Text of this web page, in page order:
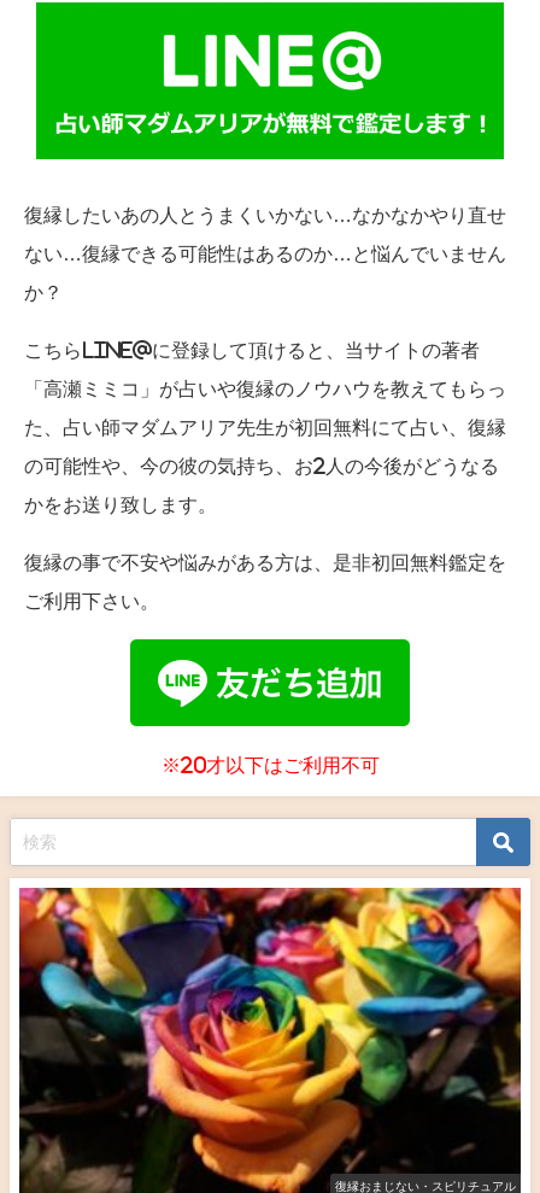
復縁したいあの人とうまくいかない…なかなかやり直せ
ない…復縁できる可能性はあるのか…と悩んでいません
か？
こちらLINE@に登録して頂けると、当サイトの著者
「高瀬ミミコ」が占いや復縁のノウハウを教えてもらっ
た、占い師マダムアリア先生が初回無料にて占い、復縁
の可能性や、今の彼の気持ち、お2人の今後がどうなる
かをお送り致します。
復縁の事で不安や悩みがある方は、是非初回無料鑑定を
ご利用下さい。
※20才以下はご利用不可
復縁おまじない・スピリチュアル